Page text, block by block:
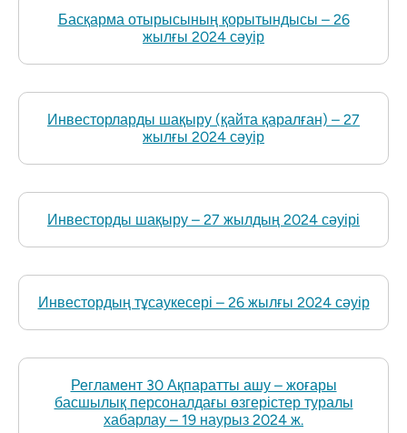
Басқарма отырысының қорытындысы – 26
жылғы 2024 сәуір
Инвесторларды шақыру (қайта қаралған) – 27
жылғы 2024 сәуір
Инвесторды шақыру – 27 жылдың 2024 сәуірі
Инвестордың тұсаукесері – 26 жылғы 2024 сәуір
Регламент 30 Ақпаратты ашу – жоғары
басшылық персоналдағы өзгерістер туралы
хабарлау – 19 наурыз 2024 ж.